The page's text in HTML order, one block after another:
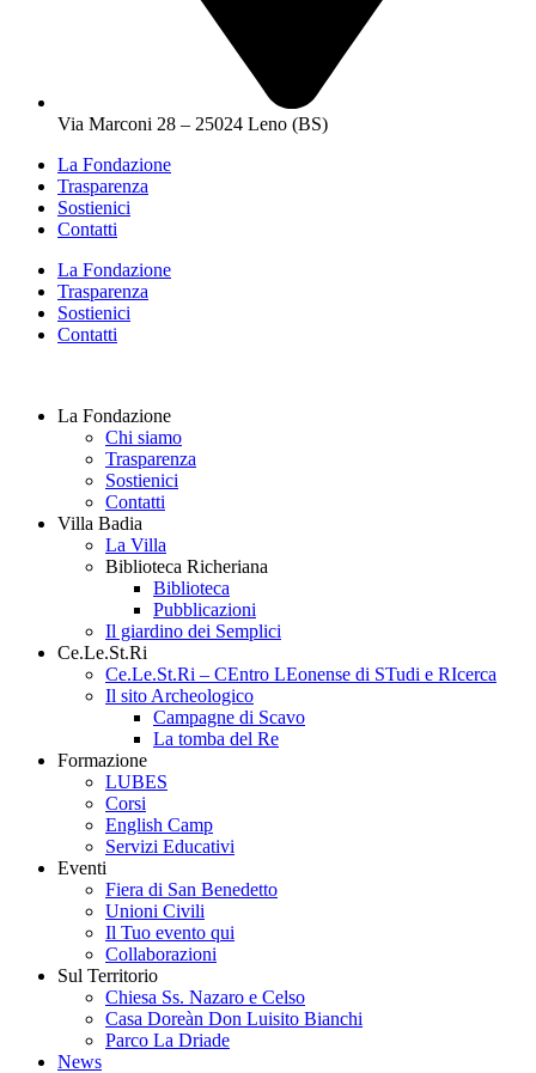
Via Marconi 28 – 25024 Leno (BS)
La Fondazione
Trasparenza
Sostienici
Contatti
La Fondazione
Trasparenza
Sostienici
Contatti
La Fondazione
Chi siamo
Trasparenza
Sostienici
Contatti
Villa Badia
La Villa
Biblioteca Richeriana
Biblioteca
Pubblicazioni
Il giardino dei Semplici
Ce.Le.St.Ri
Ce.Le.St.Ri – CEntro LEonense di STudi e RIcerca
Il sito Archeologico
Campagne di Scavo
La tomba del Re
Formazione
LUBES
Corsi
English Camp
Servizi Educativi
Eventi
Fiera di San Benedetto
Unioni Civili
Il Tuo evento qui
Collaborazioni
Sul Territorio
Chiesa Ss. Nazaro e Celso
Casa Doreàn Don Luisito Bianchi
Parco La Driade
News